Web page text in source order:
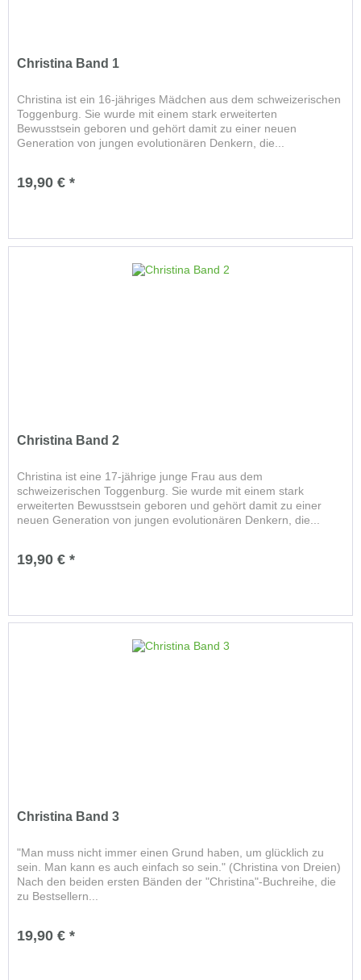
Christina Band 1
Christina ist ein 16-jähriges Mädchen aus dem schweizerischen
Toggenburg. Sie wurde mit einem stark erweiterten
Bewusstsein geboren und gehört damit zu einer neuen
Generation von jungen evolutionären Denkern, die...
19,90 € *
Christina Band 2
Christina ist eine 17-jährige junge Frau aus dem
schweizerischen Toggenburg. Sie wurde mit einem stark
erweiterten Bewusstsein geboren und gehört damit zu einer
neuen Generation von jungen evolutionären Denkern, die...
19,90 € *
Christina Band 3
"Man muss nicht immer einen Grund haben, um glücklich zu
sein. Man kann es auch einfach so sein." (Christina von Dreien)
Nach den beiden ersten Bänden der "Christina"-Buchreihe, die
zu Bestsellern...
19,90 € *